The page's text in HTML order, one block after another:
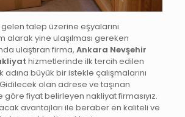
talep üzerine eşyalarını
alarak yine ulaşılması gereken
ulaştıran firma, Ankara Nevşehir
hizmetlerinde ilk tercih edilen
büyük bir istekle çalışmalarını
olan adrese ve taşınan
göre fiyat belirleyen nakliyat firmasıyız.
avantajları ile beraber en kaliteli ve